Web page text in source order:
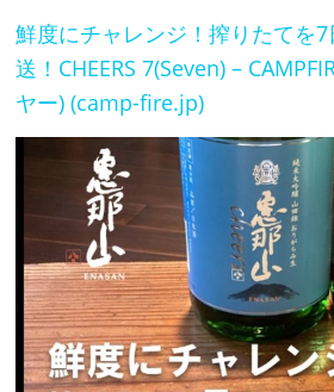
鮮度にチャレンジ！搾りたてを
送！CHEERS 7(Seven) –
ヤー) (camp-fire.jp)